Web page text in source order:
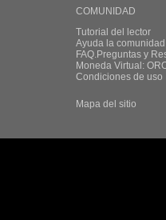
COMUNIDAD
Tutorial del lector
Ayuda la
FAQ.Preguntas y
Moneda Virtual:
Condiciones de uso
Mapa del sitio